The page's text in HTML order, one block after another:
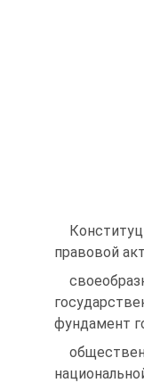
правовой
фундамент